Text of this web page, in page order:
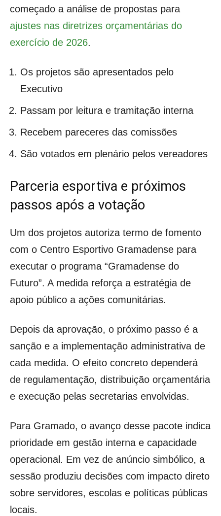
começado a análise de propostas para
ajustes nas diretrizes orçamentárias do
exercício de 2026.
Os projetos são apresentados pelo
Executivo
Passam por leitura e tramitação interna
Recebem pareceres das comissões
São votados em plenário pelos vereadores
Parceria esportiva e próximos
passos após a votação
Um dos projetos autoriza termo de fomento
com o Centro Esportivo Gramadense para
executar o programa “Gramadense do
Futuro”. A medida reforça a estratégia de
apoio público a ações comunitárias.
Depois da aprovação, o próximo passo é a
sanção e a implementação administrativa de
cada medida. O efeito concreto dependerá
de regulamentação, distribuição orçamentária
e execução pelas secretarias envolvidas.
Para Gramado, o avanço desse pacote indica
prioridade em gestão interna e capacidade
operacional. Em vez de anúncio simbólico, a
sessão produziu decisões com impacto direto
sobre servidores, escolas e políticas públicas
locais.